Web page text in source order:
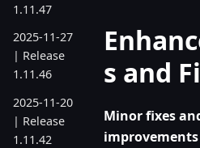
1.11.47
2025-11-27
| Release
1.11.46
2025-11-20
| Release
1.11.42
s and
Minor fixes
improvements